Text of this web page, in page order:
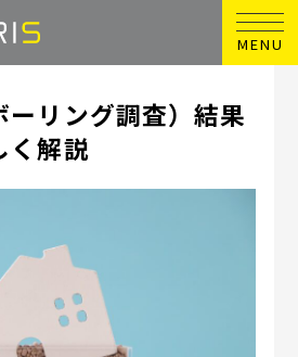
MENU
ーリング調査）結果
く解説